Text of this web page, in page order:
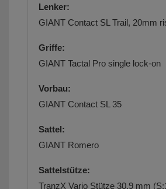
Lenker:
GIANT Contact SL Trail, 20mm
Griffe:
GIANT Tactal Pro single lock-on
Vorbau:
GIANT Contact SL 35
Sattel:
GIANT Romero
Sattelstütze:
TranzX Vario Stütze 30.9 mm